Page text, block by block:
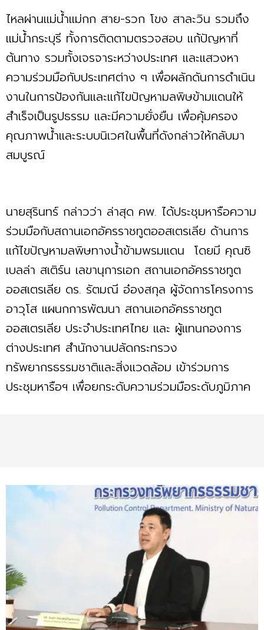
ไหลผ่านแม่น้ำแม่กก สาย-รวก โขง สาละวิน รวมถึง
แม่น้ำกระบุรี ทั้งการติดตามตรวจสอบ แก้ปัญหาที่
ต้นทาง รวมทั้งเจรจาระหว่างประเทศ และแสวงหา
ความร่วมมือกับประเทศต่าง ๆ เพื่อผลักดันการดำเนิน
งานในการป้องกันและแก้ไขปัญหามลพิษข้ามแดนให้
สำเร็จเป็นรูปธรรม และมีความยั่งยืน เพื่อคุ้มครอง
คุณภาพน้ำและระบบนิเวศในพื้นที่ดังกล่าวให้กลับมา
สมบูรณ์
นายสุรินทร์ กล่าวว่า ล่าสุด คพ. ได้ประชุมหารือความ
ร่วมมือกับสถานเอกอัครราชทูตออสเตรเลีย ด้านการ
แก้ไขปัญหามลพิษทางน้ำข้ามพรมแดน โดยมี คุณซิ
เบลล่า สเติร์น เลขานุการเอก สถานเอกอัครราชทูต
ออสเตรเลีย ดร. รัตมณี อ๋องสกุล ผู้จัดการโครงการ
อาวุโส แผนกการพัฒนา สถานเอกอัครราชทูต
ออสเตรเลีย ประจำประเทศไทย และ ผู้แทนกองการ
ต่างประเทศ สำนักงานปลัดกระทรวง
ทรัพยากรธรรมชาติและสิ่งแวดล้อม เข้าร่วมการ
ประชุมหารือฯ เพื่อยกระดับความร่วมมือระดับภูมิภาค